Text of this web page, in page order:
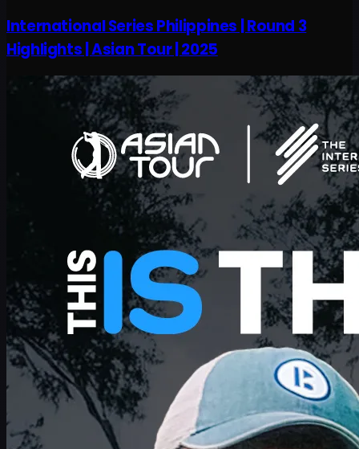
International Series Philippines | Round 3
Highlights | Asian Tour | 2025